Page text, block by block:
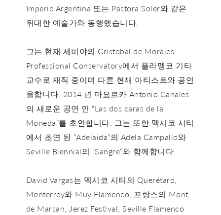
Imperio Argentina 또는 Pastora Soler와 같은
위대한 예술가와 동행했습니다.
그는 현재 세비야의 Cristobal de Morales
Professional Conservatory에서 플라멩코 기타
교수로 재직 중이며 다른 현재 아티스트와 공연
을합니다. 2014 년 마요르카 Antonio Canales
의 새로운 공연 인 “Las dos caras de la
Moneda”를 초연합니다. 그는 또한 멕시코 시티
에서 초연 된 “Adelaida”의 Adela Campallo와
Seville Biennial의 “Sangre”와 함께합니다.
David Vargas는 멕시코 시티의 Querétaro,
Monterrey와 Muy Flamenco, 프랑스의 Mont
de Marsan, Jerez Festival, Seville Flamenco